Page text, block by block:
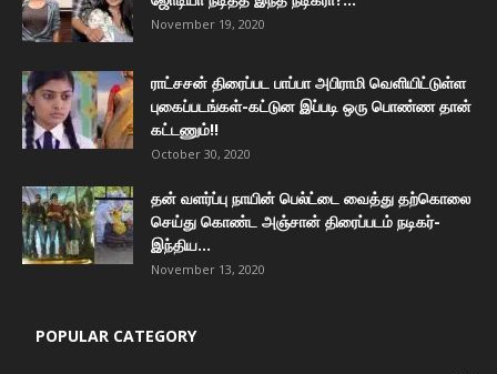
November 19, 2020
ராட்சசன் திரைப்பட பாப்பா அபிராமி வெளியிட்டுள்ள
புகைப்படங்கள்-கட்டுன இப்படி ஒரு பொண்ண தான்
கட்டணும்!!
October 30, 2020
தன் வளர்ப்பு நாயின் பெல்ட்டை வைத்து தற்கொலை
செய்து கொண்ட அஞ்சான் திரைப்படம் நடிகர்-
இந்திய...
November 13, 2020
POPULAR CATEGORY